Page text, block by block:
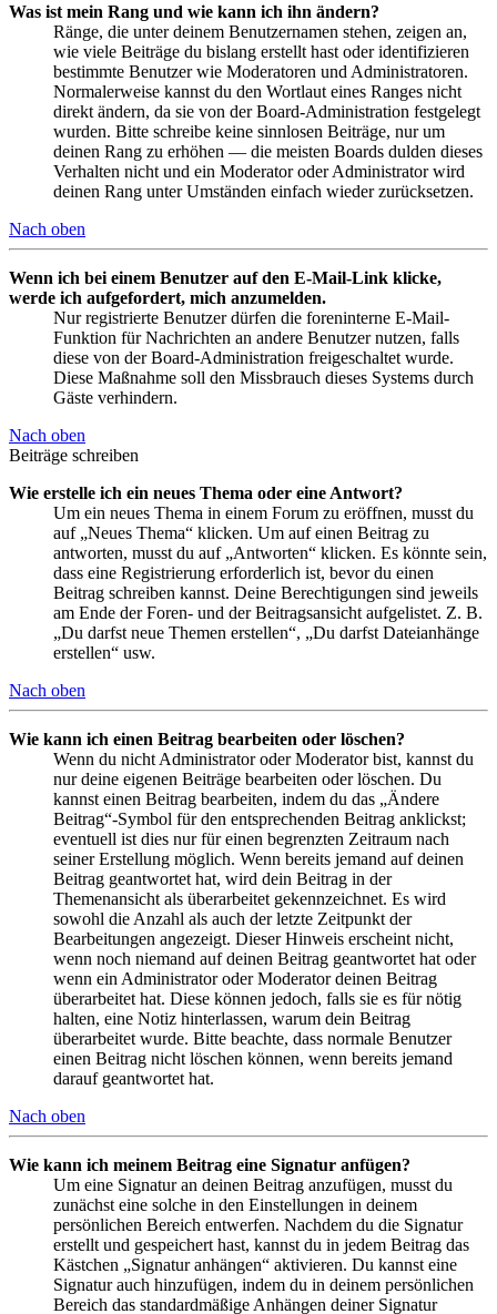
Was ist mein Rang und wie kann ich ihn ändern?
Ränge, die unter deinem Benutzernamen stehen, zeigen an,
wie viele Beiträge du bislang erstellt hast oder identifizieren
bestimmte Benutzer wie Moderatoren und Administratoren.
Normalerweise kannst du den Wortlaut eines Ranges nicht
direkt ändern, da sie von der Board-Administration festgelegt
wurden. Bitte schreibe keine sinnlosen Beiträge, nur um
deinen Rang zu erhöhen — die meisten Boards dulden dieses
Verhalten nicht und ein Moderator oder Administrator wird
deinen Rang unter Umständen einfach wieder zurücksetzen.
Nach oben
Wenn ich bei einem Benutzer auf den E-Mail-Link klicke,
werde ich aufgefordert, mich anzumelden.
Nur registrierte Benutzer dürfen die foreninterne E-Mail-
Funktion für Nachrichten an andere Benutzer nutzen, falls
diese von der Board-Administration freigeschaltet wurde.
Diese Maßnahme soll den Missbrauch dieses Systems durch
Gäste verhindern.
Nach oben
Beiträge schreiben
Wie erstelle ich ein neues Thema oder eine Antwort?
Um ein neues Thema in einem Forum zu eröffnen, musst du
auf „Neues Thema“ klicken. Um auf einen Beitrag zu
antworten, musst du auf „Antworten“ klicken. Es könnte sein,
dass eine Registrierung erforderlich ist, bevor du einen
Beitrag schreiben kannst. Deine Berechtigungen sind jeweils
am Ende der Foren- und der Beitragsansicht aufgelistet. Z. B.
„Du darfst neue Themen erstellen“, „Du darfst Dateianhänge
erstellen“ usw.
Nach oben
Wie kann ich einen Beitrag bearbeiten oder löschen?
Wenn du nicht Administrator oder Moderator bist, kannst du
nur deine eigenen Beiträge bearbeiten oder löschen. Du
kannst einen Beitrag bearbeiten, indem du das „Ändere
Beitrag“-Symbol für den entsprechenden Beitrag anklickst;
eventuell ist dies nur für einen begrenzten Zeitraum nach
seiner Erstellung möglich. Wenn bereits jemand auf deinen
Beitrag geantwortet hat, wird dein Beitrag in der
Themenansicht als überarbeitet gekennzeichnet. Es wird
sowohl die Anzahl als auch der letzte Zeitpunkt der
Bearbeitungen angezeigt. Dieser Hinweis erscheint nicht,
wenn noch niemand auf deinen Beitrag geantwortet hat oder
wenn ein Administrator oder Moderator deinen Beitrag
überarbeitet hat. Diese können jedoch, falls sie es für nötig
halten, eine Notiz hinterlassen, warum dein Beitrag
überarbeitet wurde. Bitte beachte, dass normale Benutzer
einen Beitrag nicht löschen können, wenn bereits jemand
darauf geantwortet hat.
Nach oben
Wie kann ich meinem Beitrag eine Signatur anfügen?
Um eine Signatur an deinen Beitrag anzufügen, musst du
zunächst eine solche in den Einstellungen in deinem
persönlichen Bereich entwerfen. Nachdem du die Signatur
erstellt und gespeichert hast, kannst du in jedem Beitrag das
Kästchen „Signatur anhängen“ aktivieren. Du kannst eine
Signatur auch hinzufügen, indem du in deinem persönlichen
Bereich das standardmäßige Anhängen deiner Signatur